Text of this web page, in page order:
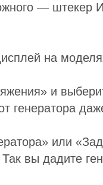
— штекер
на
и
генератора
или
вы дадите